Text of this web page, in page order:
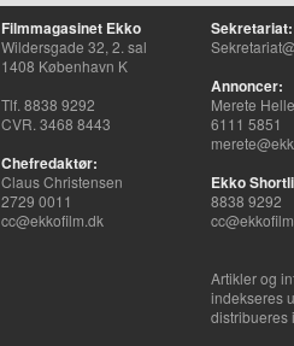
Filmmagasinet Ekko
Wildersgade 32, 2. sal
1408 København K
Tlf. 8838 9292
CVR. 3468 8443
Chefredaktør:
Claus Christensen
2729 0011
cc@ekkofilm.dk
Sekretariat:
Annoncer:
Merete
6111 5851
Ekko
8838 9292
Artikler og
indekseres
distribueres